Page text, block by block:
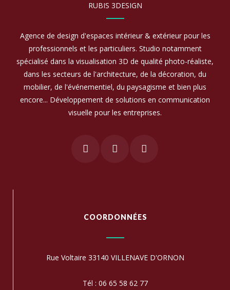
RUBIS 3DESIGN
Agence de design d'espaces intérieur & extérieur pour les
professionnels et les particuliers. Studio notamment
spécialisé dans la visualisation 3D de qualité photo-réaliste,
dans les secteurs de l'architecture, de la décoration, du
mobilier, de l'événementiel, du paysagisme et bien plus
encore... Développement de solutions en communication
visuelle pour les entreprises.
COORDONNÉES
Rue Voltaire 33140 VILLENAVE D'ORNON
Tél : 06 65 58 62 77